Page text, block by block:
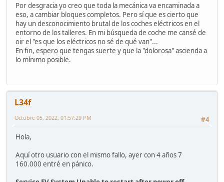
Por desgracia yo creo que toda la mecánica va encaminada a
eso, a cambiar bloques completos. Pero sí que es cierto que
hay un desconocimiento brutal de los coches eléctricos en el
entorno de los talleres. En mi búsqueda de coche me cansé de
oir el "es que los eléctricos no sé de qué van"...
En fin, espero que tengas suerte y que la "dolorosa" ascienda a
lo mínimo posible.
L34f
#4
Octubre 05, 2022, 01:57:29 PM
Hola,
Aquí otro usuario con el mismo fallo, ayer con 4 años 7
160.000 entré en pánico.